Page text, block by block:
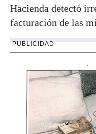
Hacienda detectó
facturación de las
PUBLICIDAD